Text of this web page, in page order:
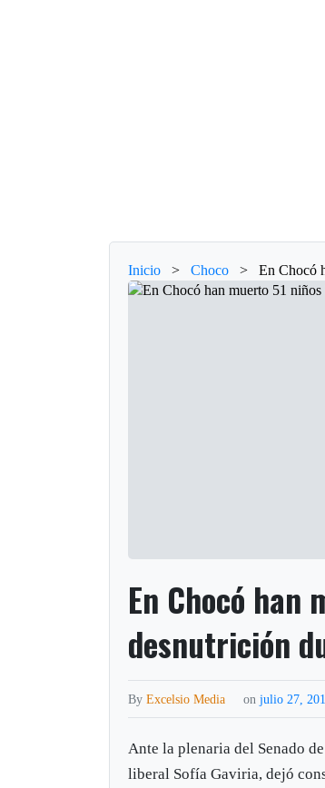
Inicio > Choco > En Chocó
En Chocó han
desnutrición
ByExcelsio Media onjulio 27,
Ante la plenaria del Senado
liberal Sofía Gaviria, dejó